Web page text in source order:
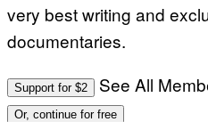
very best writing and
documentaries.
Support for $2 See All
Or, continue for free